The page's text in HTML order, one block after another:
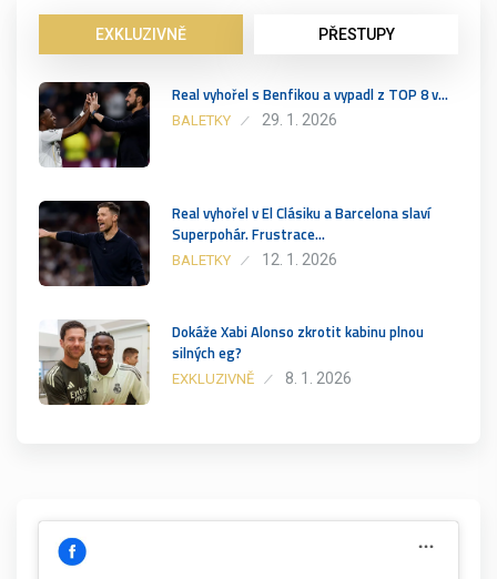
EXKLUZIVNĚ PŘESTUPY
Real vyhořel s Benfikou a vypadl z TOP 8 v…
BALETKY 29. 1. 2026
Real vyhořel v El Clásiku a Barcelona slaví
Superpohár. Frustrace…
BALETKY 12. 1. 2026
Dokáže Xabi Alonso zkrotit kabinu plnou
silných eg?
EXKLUZIVNĚ 8. 1. 2026